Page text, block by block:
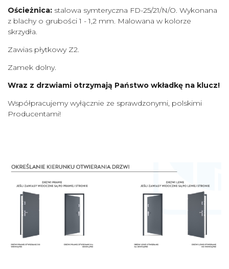
Ościeżnica: stalowa symteryczna FD-25/21/N/O. Wykonana
z blachy o grubości 1 - 1,2 mm. Malowana w kolorze
skrzydła.
Zawias płytkowy Z2.
Zamek dolny.
Wraz z drzwiami otrzymają Państwo wkładkę na klucz!
Współpracujemy wyłącznie ze sprawdzonymi, polskimi
Producentami!